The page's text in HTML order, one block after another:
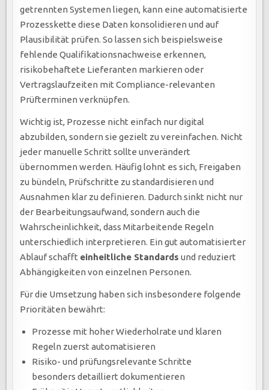
getrennten Systemen liegen, kann eine automatisierte
Prozesskette diese Daten konsolidieren und auf
Plausibilität prüfen. So lassen sich beispielsweise
fehlende Qualifikationsnachweise erkennen,
risikobehaftete Lieferanten markieren oder
Vertragslaufzeiten mit Compliance-relevanten
Prüfterminen verknüpfen.
Wichtig ist, Prozesse nicht einfach nur digital
abzubilden, sondern sie gezielt zu vereinfachen. Nicht
jeder manuelle Schritt sollte unverändert
übernommen werden. Häufig lohnt es sich, Freigaben
zu bündeln, Prüfschritte zu standardisieren und
Ausnahmen klar zu definieren. Dadurch sinkt nicht nur
der Bearbeitungsaufwand, sondern auch die
Wahrscheinlichkeit, dass Mitarbeitende Regeln
unterschiedlich interpretieren. Ein gut automatisierter
Ablauf schafft einheitliche Standards und reduziert
Abhängigkeiten von einzelnen Personen.
Für die Umsetzung haben sich insbesondere folgende
Prioritäten bewährt:
Prozesse mit hoher Wiederholrate und klaren
Regeln zuerst automatisieren
Risiko- und prüfungsrelevante Schritte
besonders detailliert dokumentieren